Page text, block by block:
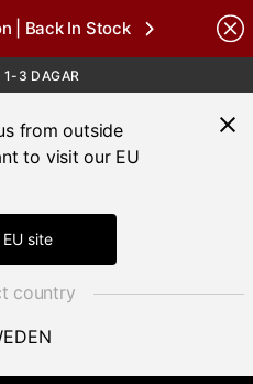
| Back In Stock
1000 KR
1-3 DAGAR
1000 KR
from outside
to visit our EU
site
country